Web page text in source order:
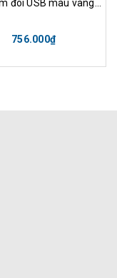
756.000₫